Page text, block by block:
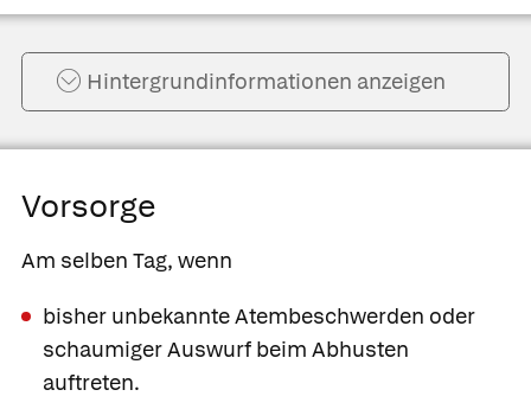
Hintergrund­informationen anzeigen
Vorsorge
Am selben Tag, wenn
bisher unbekannte Atembeschwerden oder
schaumiger Auswurf beim Abhusten
auftreten.